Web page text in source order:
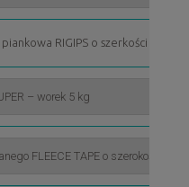
RIGIPS o szerkości 95